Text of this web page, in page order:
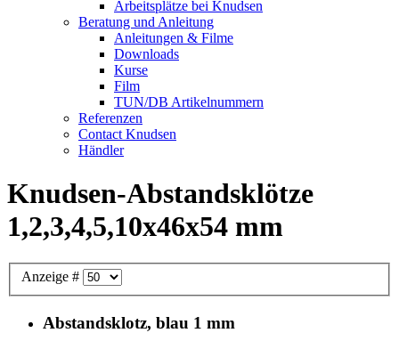
Arbeitsplätze bei Knudsen
Beratung und Anleitung
Anleitungen & Filme
Downloads
Kurse
Film
TUN/DB Artikelnummern
Referenzen
Contact Knudsen
Händler
Knudsen-Abstandsklötze
1,2,3,4,5,10x46x54 mm
Anzeige #
Abstandsklotz, blau 1 mm